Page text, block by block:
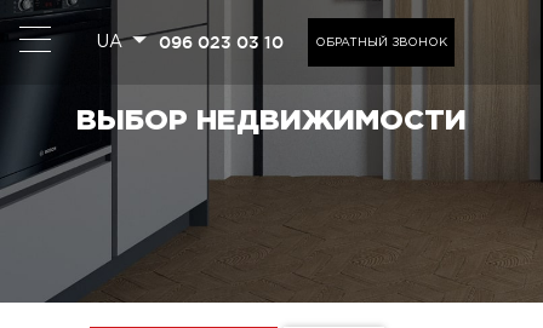
UA 096 023 03 10 ОБРАТНЫЙ ЗВОНОК
ВЫБОР НЕДВИЖИМОСТИ